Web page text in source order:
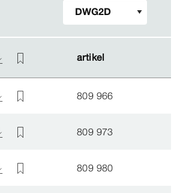
artikel
artikel
809 966
809 973
809 980